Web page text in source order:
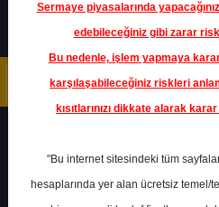
Sermaye piyasalarında
edebileceğiniz gibi zarar
Bu nedenle, işlem yapmaya
karşılaşabileceğiniz riskleri
kısıtlarınızı dikkate alarak
"Bu internet sitesindeki tüm
hesaplarında yer alan ücretsiz temel/